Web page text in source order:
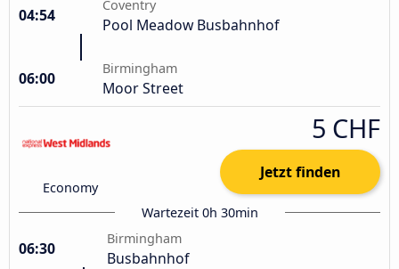
04:54
Coventry
Pool Meadow Busbahnhof
06:00
Birmingham
Moor Street
Economy
5 CHF
Jetzt finden
Wartezeit 0h 30min
06:30
Birmingham
Busbahnhof